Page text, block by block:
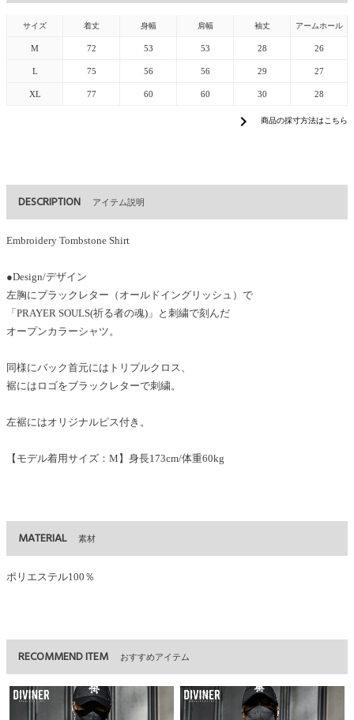
サイズ 着丈 身幅 肩幅 袖丈 アームホール
M 72 53 53 28 26
L 75 56 56 29 27
XL 77 60 60 30 28
chevron_right 商品の採寸方法はこちら
DESCRIPTION アイテム説明
Embroidery Tombstone Shirt
●Design/デザイン
左胸にブラックレター（オールドイングリッシュ）で
「PRAYER SOULS(祈る者の魂)」と刺繍で刻んだ
オープンカラーシャツ。
同様にバック首元にはトリプルクロス、
裾にはロゴをブラックレターで刺繍。
左裾にはオリジナルピス付き。
【モデル着用サイズ：M】身長173cm/体重60kg
MATERIAL 素材
ポリエステル100％
RECOMMEND ITEM おすすめアイテム